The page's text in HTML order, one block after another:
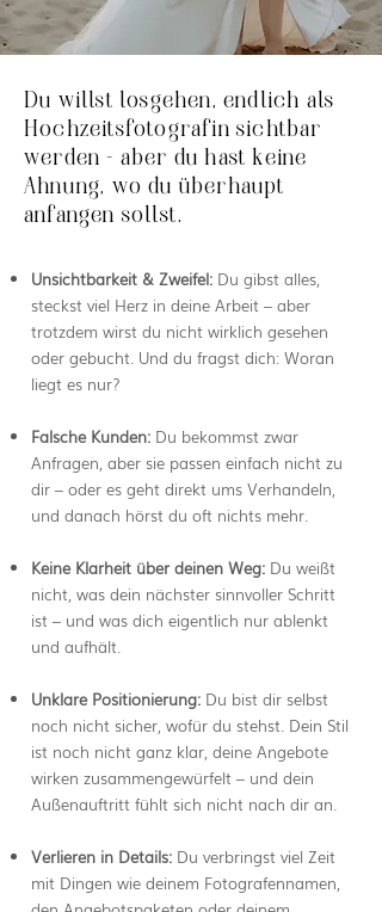
Du willst losgehen, endlich als
Hochzeitsfotografin sichtbar
werden – aber du hast keine
Ahnung, wo du überhaupt
anfangen sollst.
Unsichtbarkeit & Zweifel: Du gibst alles,
steckst viel Herz in deine Arbeit – aber
trotzdem wirst du nicht wirklich gesehen
oder gebucht. Und du fragst dich: Woran
liegt es nur?
Falsche Kunden: Du bekommst zwar
Anfragen, aber sie passen einfach nicht zu
dir – oder es geht direkt ums Verhandeln,
und danach hörst du oft nichts mehr.
Keine Klarheit über deinen Weg: Du weißt
nicht, was dein nächster sinnvoller Schritt
ist – und was dich eigentlich nur ablenkt
und aufhält.
Unklare Positionierung: Du bist dir selbst
noch nicht sicher, wofür du stehst. Dein Stil
ist noch nicht ganz klar, deine Angebote
wirken zusammengewürfelt – und dein
Außenauftritt fühlt sich nicht nach dir an.
Verlieren in Details: Du verbringst viel Zeit
mit Dingen wie deinem Fotografennamen,